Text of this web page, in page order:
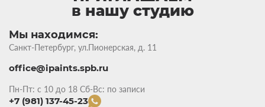
в нашу студию
Мы находимся:
Санкт-Петербург, ул.Пионерская, д. 11
office@ipaints.spb.ru
Пн-Пт: с 10 до 18 Сб-Вс: по записи
+7 (981) 137-45-23